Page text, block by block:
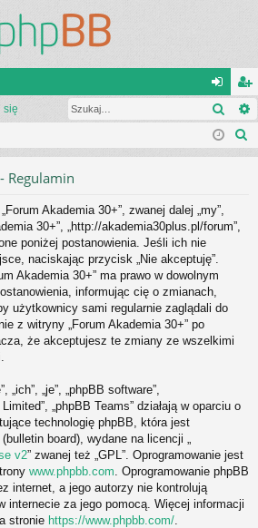
al
og
ę
ar
ej
się
Regulamin
Akademia 30+”, zwanej dalej „my”,
30+”, „http://akademia30plus.pl/forum”,
poniżej postanowienia. Jeśli ich nie
naciskając przycisk „Nie akceptuję”.
Akademia 30+” ma prawo w dowolnym
informując cię o zmianach,
użytkownicy sami regularnie zaglądali do
z witryny „Forum Akademia 30+” po
że akceptujesz te zmiany ze wszelkimi
„je”, „phpBB software”,
Limited”, „phpBB Teams” działają w oparciu o
technologię phpBB, która jest
board), wydane na licencji „
v2” zwanej też „GPL”. Oprogramowanie jest
www.phpbb.com . Oprogramowanie phpBB
internet, a jego autorzy nie kontrolują
internecie za jego pomocą. Więcej informacji
stronie https://www.phpbb.com/